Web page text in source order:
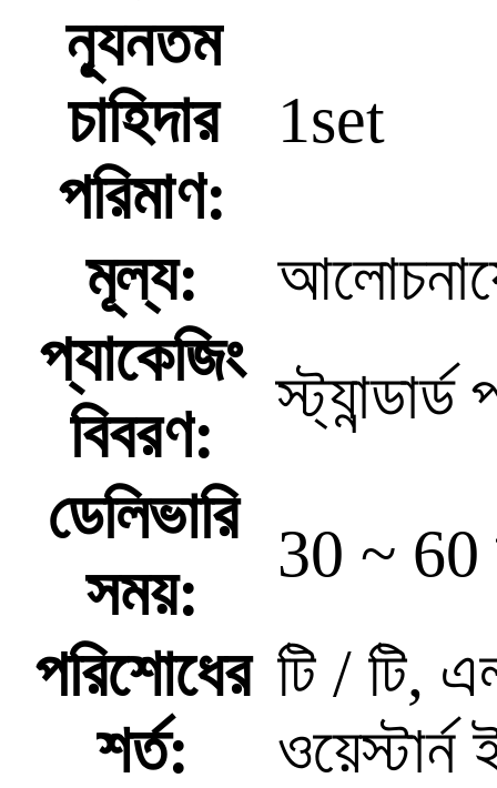
ন্যূনতম
চাহিদার
পরিমাণ:
1set
মূল্য:
প্যাকেজিং
বিবরণ:
ডেলিভারি
সময়:
30 ~ 60
পরিশোধের
শর্ত:
টি / টি,
ওয়েস্টার্ন